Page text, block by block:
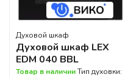
Духовой шкаф
Духовой шкаф LEX
EDM 040 BBL
Товар в наличииТип духовки: